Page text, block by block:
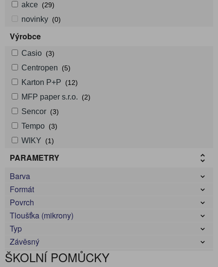
akce (29)
novinky (0)
Výrobce
Casio (3)
Centropen (5)
Karton P+P (12)
MFP paper s.r.o. (2)
Sencor (3)
Tempo (3)
WIKY (1)
PARAMETRY
Barva
Formát
Povrch
Tloušťka (mikrony)
Typ
Závěsný
ŠKOLNÍ POMŮCKY